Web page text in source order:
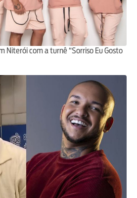
Niterói com a turnê “Sorriso Eu Gosto